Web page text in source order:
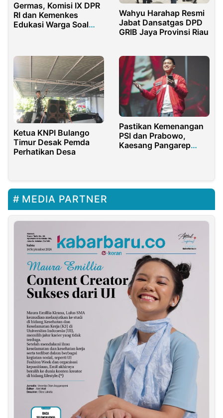
Germas, Komisi IX DPR
RI dan Kemenkes
Edukasi Warga Soal
Wahyu Harahap Resmi
Jabat Dansatgas DPD
GRIB Jaya Provinsi Riau
Ketua KNPI Bulango
Timur Desak Pemda
Perhatikan Desa
Pastikan Kemenangan
PSI dan Prabowo,
Kaesang Pangarep
MEDIA PARTNER